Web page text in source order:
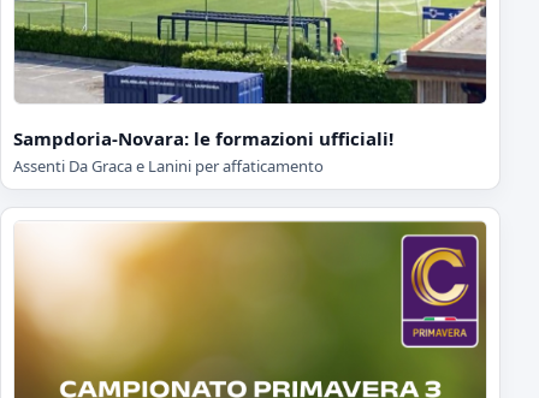
Sampdoria-Novara: le formazioni ufficiali!
Assenti Da Graca e Lanini per affaticamento